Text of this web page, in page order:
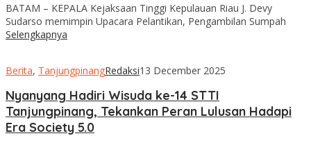
BATAM – KEPALA Kejaksaan Tinggi Kepulauan Riau J. Devy
Sudarso memimpin Upacara Pelantikan, Pengambilan Sumpah
Selengkapnya
Berita, TanjungpinangRedaksi13 December 2025
Nyanyang Hadiri Wisuda ke-14 STTI
Tanjungpinang, Tekankan Peran Lulusan Hadapi
Era Society 5.0